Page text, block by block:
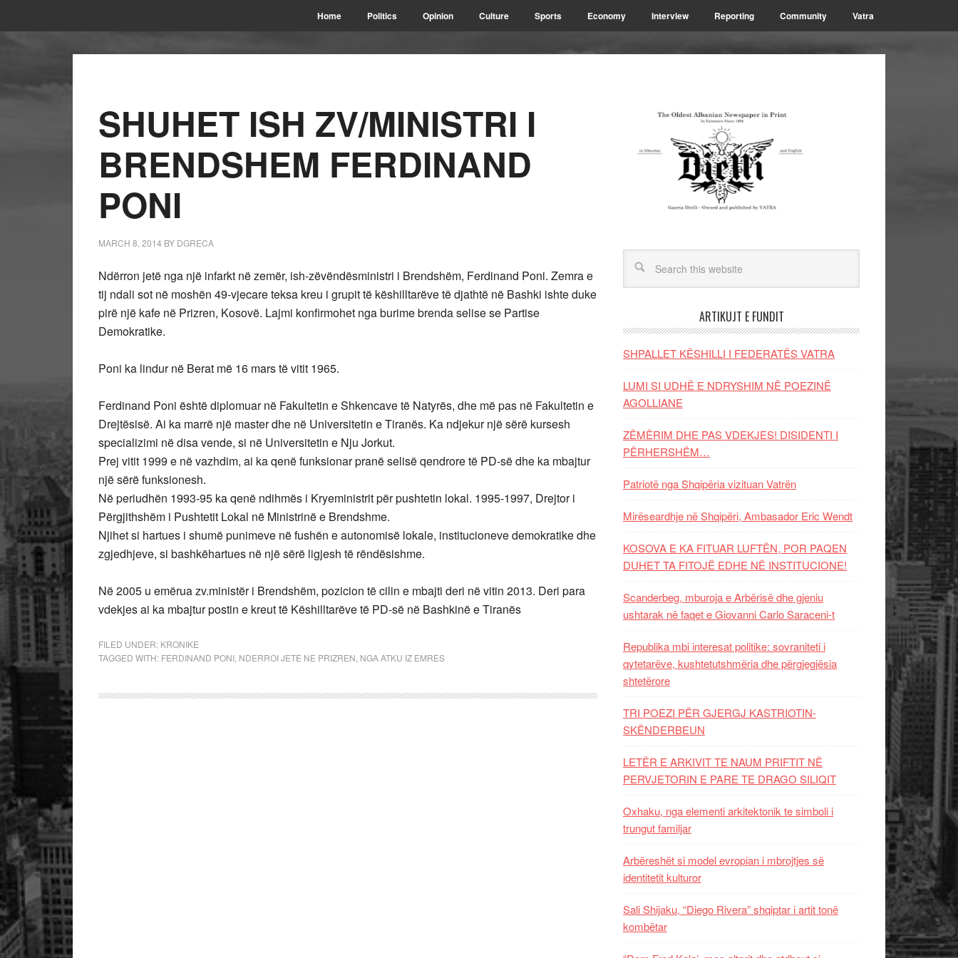
Home Politics Opinion Culture Sports Economy Interview Reporting Community Vatra
SHUHET ISH ZV/MINISTRI I
BRENDSHEM FERDINAND
PONI
MARCH 8, 2014 BY DGRECA
Ndërron jetë nga një infarkt në zemër, ish-zëvëndësministri i Brendshëm, Ferdinand Poni. Zemra e
tij ndali sot në moshën 49-vjecare teksa kreu i grupit të këshilltarëve të djathtë në Bashki ishte duke
pirë një kafe në Prizren, Kosovë. Lajmi konfirmohet nga burime brenda selise se Partise
Demokratike.
Poni ka lindur në Berat më 16 mars të vitit 1965.
Ferdinand Poni është diplomuar në Fakultetin e Shkencave të Natyrës, dhe më pas në Fakultetin e
Drejtësisë. Ai ka marrë një master dhe në Universitetin e Tiranës. Ka ndjekur një sërë kursesh
specializimi në disa vende, si në Universitetin e Nju Jorkut.
Prej vitit 1999 e në vazhdim, ai ka qenë funksionar pranë selisë qendrore të PD-së dhe ka mbajtur
një sërë funksionesh.
Në periudhën 1993-95 ka qenë ndihmës i Kryeministrit për pushtetin lokal. 1995-1997, Drejtor i
Përgjithshëm i Pushtetit Lokal në Ministrinë e Brendshme.
Njihet si hartues i shumë punimeve në fushën e autonomisë lokale, institucioneve demokratike dhe
zgjedhjeve, si bashkëhartues në një sërë ligjesh të rëndësishme.
Në 2005 u emërua zv.ministër i Brendshëm, pozicion të cilin e mbajti deri në vitin 2013. Deri para
vdekjes ai ka mbajtur postin e kreut të Këshilltarëve të PD-së në Bashkinë e Tiranës
FILED UNDER: KRONIKE
TAGGED WITH: FERDINAND PONI NDERROI JETE NE PRIZREN NGA ATKU IZ EMRES
ARTIKUJT E FUNDIT
SHPALLET KËSHILLI I FEDERATËS VATRA
LUMI SI UDHË E NDRYSHIM NË POEZINË
AGOLLIANE
ZËMËRIM DHE PAS VDEKJES! DISIDENTI I
PËRHERSHËM…
Patriotë nga Shqipëria vizituan Vatrën
Mirëseardhje në Shqipëri, Ambasador Eric Wendt
KOSOVA E KA FITUAR LUFTËN, POR PAQEN
DUHET TA FITOJË EDHE NË INSTITUCIONE!
Scanderbeg, mburoja e Arbërisë dhe gjeniu
ushtarak në faqet e Giovanni Carlo Saraceni-t
Republika mbi interesat politike: sovraniteti i
qytetarëve, kushtetutshmëria dhe përgjegjësia
shtetërore
TRI POEZI PËR GJERGJ KASTRIOTIN-
SKËNDERBEUN
LETËR E ARKIVIT TE NAUM PRIFTIT NË
PERVJETORIN E PARE TE DRAGO SILIQIT
Oxhaku, nga elementi arkitektonik te simboli i
trungut familjar
Arbëreshët si model evropian i mbrojtjes së
identitetit kulturor
Sali Shijaku, “Diego Rivera” shqiptar i artit tonë
kombëtar